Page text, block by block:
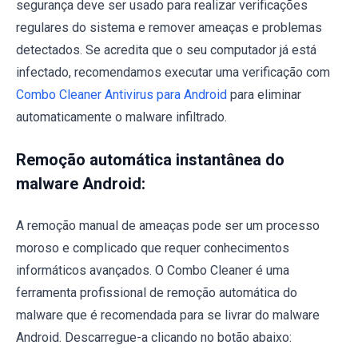
segurança deve ser usado para realizar verificações
regulares do sistema e remover ameaças e problemas
detectados. Se acredita que o seu computador já está
infectado, recomendamos executar uma verificação com
Combo Cleaner Antivirus para Android para eliminar
automaticamente o malware infiltrado.
Remoção automática instantânea do
malware Android:
A remoção manual de ameaças pode ser um processo
moroso e complicado que requer conhecimentos
informáticos avançados. O Combo Cleaner é uma
ferramenta profissional de remoção automática do
malware que é recomendada para se livrar do malware
Android. Descarregue-a clicando no botão abaixo: